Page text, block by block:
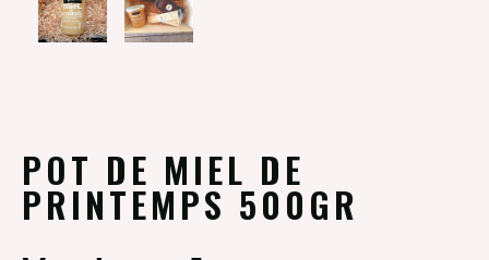
POT DE MIEL DE
PRINTEMPS 500GR